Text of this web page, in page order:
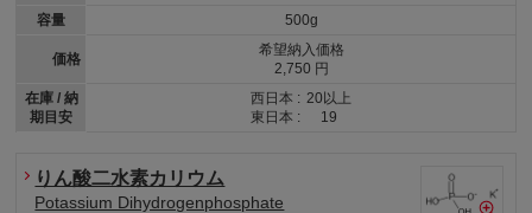
容量
価格
在庫 / 納
期目安
500g
希望納入価格
2,750 円
西日本 : 20以上
東日本 :
19
りん酸二水素カリウム
Potassium Dihydrogenphosphate